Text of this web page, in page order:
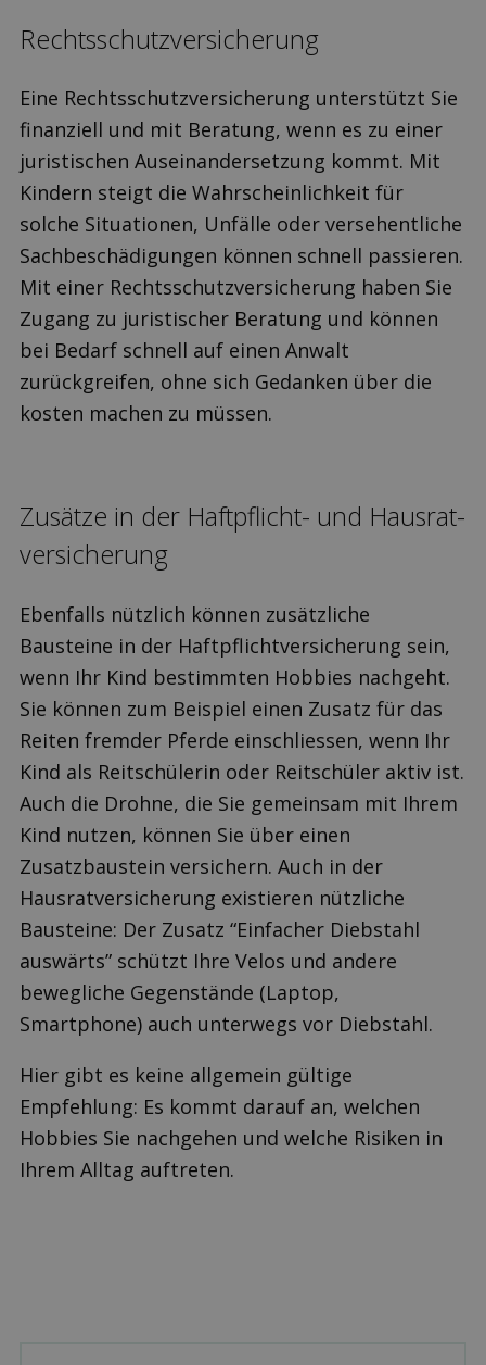
Rechts­schutz­versicherung
Eine Rechts­schutz­versicherung unterstützt Sie
finanziell und mit Beratung, wenn es zu einer
juristischen Auseinandersetzung kommt. Mit
Kindern steigt die Wahrscheinlichkeit für
solche Situationen, Unfälle oder versehentliche
Sachbeschädigungen können schnell passieren.
Mit einer Rechts­schutz­versicherung haben Sie
Zugang zu juristischer Beratung und können
bei Bedarf schnell auf einen Anwalt
zurückgreifen, ohne sich Gedanken über die
kosten machen zu müssen.
Zusätze in der Haftpflicht- und Hausrat­
versicherung
Ebenfalls nützlich können zusätzliche
Bausteine in der Haftpflichtversicherung sein,
wenn Ihr Kind bestimmten Hobbies nachgeht.
Sie können zum Beispiel einen Zusatz für das
Reiten fremder Pferde einschliessen, wenn Ihr
Kind als Reitschülerin oder Reitschüler aktiv ist.
Auch die Drohne, die Sie gemeinsam mit Ihrem
Kind nutzen, können Sie über einen
Zusatzbaustein versichern. Auch in der
Hausrat­versicherung existieren nützliche
Bausteine: Der Zusatz “Einfacher Diebstahl
auswärts” schützt Ihre Velos und andere
bewegliche Gegenstände (Laptop,
Smartphone) auch unterwegs vor Diebstahl.
Hier gibt es keine allgemein gültige
Empfehlung: Es kommt darauf an, welchen
Hobbies Sie nachgehen und welche Risiken in
Ihrem Alltag auftreten.